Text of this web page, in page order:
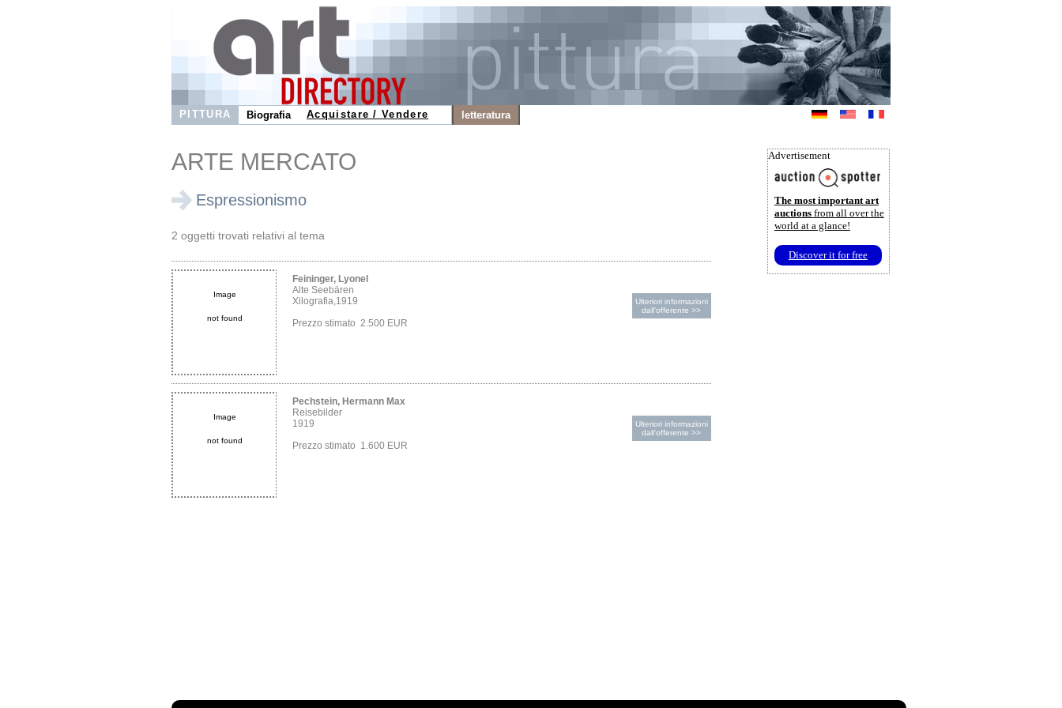
PITTURA Biografia Acquistare / Vendere letteratura
ARTE MERCATO
Espressionismo
2 oggetti trovati relativi al tema
Image
not found
Feininger, Lyonel
Alte Seebären
Xilografia,1919
Prezzo stimato 2.500 EUR
Ulteriori informazioni
dall'offerente >>
Image
not found
Pechstein, Hermann Max
Reisebilder
1919
Prezzo stimato 1.600 EUR
Ulteriori informazioni
dall'offerente >>
Advertisement
The most important art
auctions from all over the
world at a glance!
Discover it for free